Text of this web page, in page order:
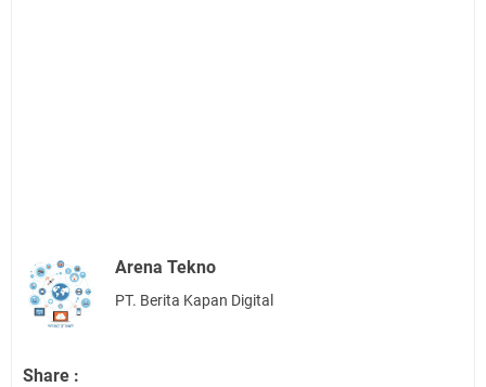
Arena Tekno
PT. Berita Kapan Digital
Share :